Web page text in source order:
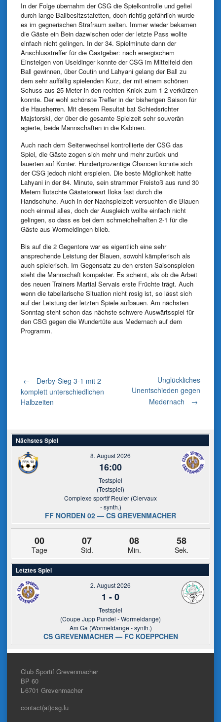
In der Folge übernahm der CSG die Spielkontrolle und gefiel
durch lange Ballbesitzstafetten, doch richtig gefährlich wurde
es im gegnerischen Strafraum selten. Immer wieder bekamen
die Gäste ein Bein dazwischen oder der letzte Pass wollte
einfach nicht gelingen. In der 34. Spielminute dann der
Anschlusstreffer für die Gastgeber: nach energischem
Einsteigen von Useldinger konnte der CSG im Mittelfeld den
Ball gewinnen, über Coutin und Lahyani gelang der Ball zu
dem sehr auffällig spielenden Kurz, der mit einem schönen
Schuss aus 25 Meter in den rechten Knick zum 1-2 verkürzen
konnte. Der wohl schönste Treffer in der bisherigen Saison für
die Hausherren. Mit diesem Resultat bat Schiedsrichter
Majstorski, der über die gesamte Spielzeit sehr souverän
agierte, beide Mannschaften in die Kabinen.
Auch nach dem Seitenwechsel kontrollierte der CSG das
Spiel, die Gäste zogen sich mehr und mehr zurück und
lauerten auf Konter. Hundertprozentige Chancen konnte sich
der CSG jedoch nicht erspielen. Die beste Möglichkeit hatte
Lahyani in der 84. Minute, sein strammer Freistoß aus rund 30
Metern flutschte Gästetorwart Iloka fast durch die
Handschuhe. Auch in der Nachspielzeit versuchten die Blauen
noch einmal alles, doch der Ausgleich wollte einfach nicht
gelingen, so dass es bei dem schmeichelhaften 2-1 für die
Gäste aus Wormeldingen blieb.
Bis auf die 2 Gegentore war es eigentlich eine sehr
ansprechende Leistung der Blauen, sowohl kämpferisch als
auch spielerisch. Im Gegensatz zu den ersten Saisonspielen
steht die Mannschaft kompakter. Es scheint, als ob die Arbeit
des neuen Trainers Martial Servais erste Früchte trägt. Auch
wenn die tabellarische Situation nicht rosig ist, so lässt sich
auf der Leistung der letzten Spiele aufbauen. Am nächsten
Sonntag steht schon das nächste schwere Auswärtsspiel für
den CSG gegen die Wundertüte aus Medernach auf dem
Programm.
Post
←
Derby-Sieg 3-1 mit 2
komplett unterschiedlichen
Halbzeiten
Unglückliches
Unentschieden gegen
Medernach
→
Nächstes Spiel
8. August 2026
16:00
Testspiel
(Testspiel)
Complexe sportif Reuler (Clervaux
- synth.)
FF NORDEN 02 — CS GREVENMACHER
00
Tage
07
Std.
08
Min.
57
Sek.
Letztes Spiel
2. August 2026
1 -0
Testspiel
(Coupe Jupp Pundel - Wormeldange)
Am Ga (Wormeldange - synth.)
CS GREVENMACHER — FC KOEPPCHEN
Club Sportif Grevenmacher
BP 60
L-6701 Grevenmacher
contact(at)csg.lu